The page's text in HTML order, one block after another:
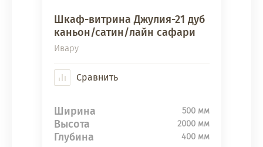
Шкаф-витрина Джулия-21 дуб
каньон/сатин/лайн сафари
Ивару
Сравнить
Ширина 500 мм
Высота 2000 мм
Глубина 400 мм